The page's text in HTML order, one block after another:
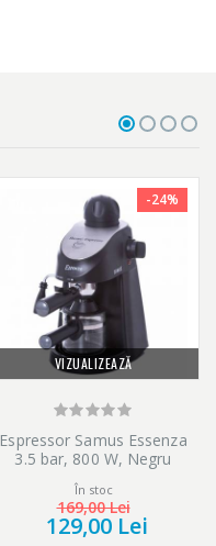
VIZUALIZEAZĂ
-24%
Espressor Samus Essenza
3.5 bar, 800 W, Negru
În stoc
169,00 Lei
129,00 Lei